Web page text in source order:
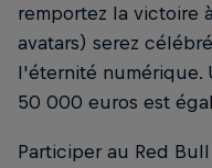
remportez la victoire
avatars) serez
l'éternité numérique.
50 000 euros est
Participer au Red